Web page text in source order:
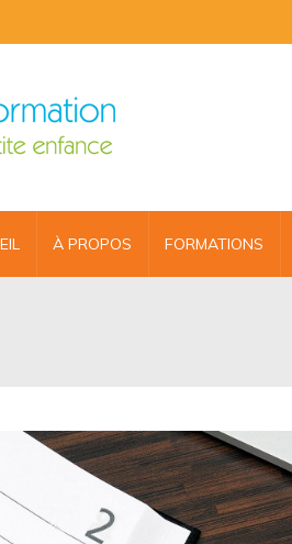
À PROPOS FORMATIONS